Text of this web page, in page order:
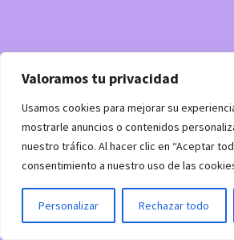
Valoramos tu privacidad
Usamos cookies para mejorar su
mostrarle anuncios o contenidos
nuestro tráfico. Al hacer clic en “Aceptar
consentimiento a nuestro uso de las
Personalizar Rechazar todo